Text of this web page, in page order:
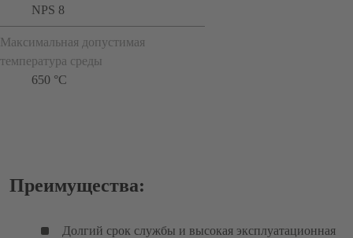
NPS 8
Максимальная допустимая
температура среды
650 °C
Преимущества:
Долгий срок службы и высокая эксплуатационная